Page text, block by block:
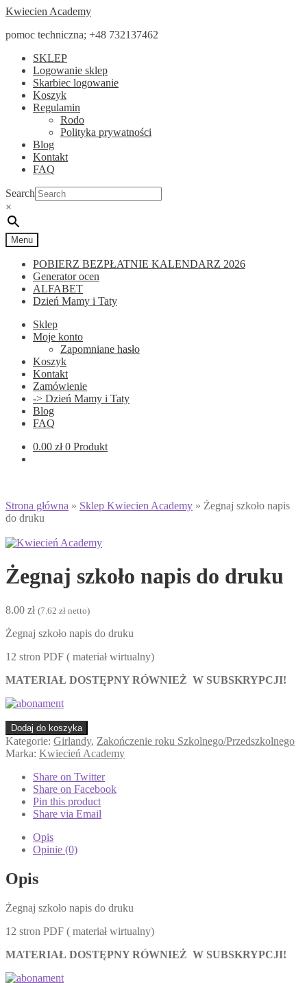
Przejdź
nawigacji
Przejdź
treści
Kwiecien Academy
pomoc techniczna; +48 732137462
SKLEP
Logowanie sklep
Skarbiec logowanie
Koszyk
Regulamin
Rodo
Polityka prywatności
Blog
Kontakt
FAQ
Search
×
Menu
POBIERZ BEZPŁATNIE KALENDARZ 2026
Generator ocen
ALFABET
Dzień Mamy i Taty
Sklep
Moje konto
Zapomniane hasło
Koszyk
Kontakt
Zamówienie
-> Dzień Mamy i Taty
Blog
FAQ
0.00 zł 0 Produkt
Strona główna » Sklep Kwiecien Academy » Żegnaj szkoło napis
do druku
Żegnaj szkoło napis do druku
8.00 zł (7.62 zł netto)
Żegnaj szkoło napis do druku
12 stron PDF ( materiał wirtualny)
MATERIAŁ DOSTĘPNY RÓWNIEŻ W SUBSKRYPCJI!
ilość
Żegnaj
szkoło
druku
Dodaj do koszyka
Kategorie: Girlandy, Zakończenie roku Szkolnego/Przedszkolnego
Marka: Kwiecień Academy
Share on Twitter
Share on Facebook
Pin this product
Share via Email
Opis
Opinie (0)
Opis
Żegnaj szkoło napis do druku
12 stron PDF ( materiał wirtualny)
MATERIAŁ DOSTĘPNY RÓWNIEŻ W SUBSKRYPCJI!